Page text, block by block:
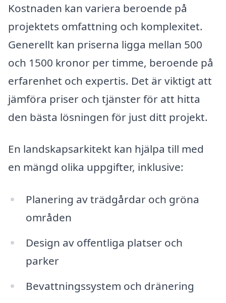
Kostnaden kan variera beroende på
projektets omfattning och komplexitet.
Generellt kan priserna ligga mellan 500
och 1500 kronor per timme, beroende på
erfarenhet och expertis. Det är viktigt att
jämföra priser och tjänster för att hitta
den bästa lösningen för just ditt projekt.
En landskapsarkitekt kan hjälpa till med
en mängd olika uppgifter, inklusive:
Planering av trädgårdar och gröna
områden
Design av offentliga platser och
parker
Bevattningssystem och dränering